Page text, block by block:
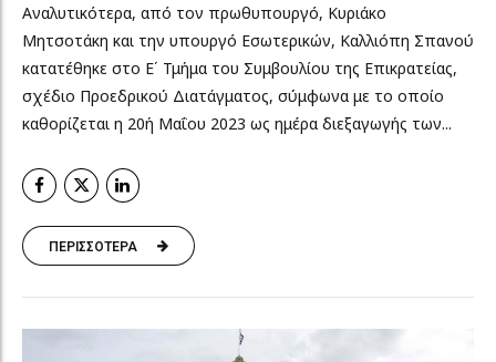
Αναλυτικότερα, από τον πρωθυπουργό, Κυριάκο
Μητσοτάκη και την υπουργό Εσωτερικών, Καλλιόπη Σπανού
κατατέθηκε στο Ε΄ Τμήμα του Συμβουλίου της Επικρατείας,
σχέδιο Προεδρικού Διατάγματος, σύμφωνα με το οποίο
καθορίζεται η 20ή Μαΐου 2023 ως ημέρα διεξαγωγής των...
ΠΕΡΙΣΣΟΤΕΡΑ